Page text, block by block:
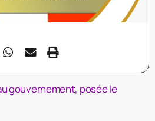
gouvernement, posée le